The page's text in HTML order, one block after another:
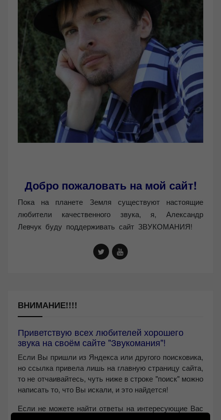
Добро пожаловать на мой сайт!
Пока на планете Земля существуют настоящие
любители качественного звука, я, Александр
Левчук буду поддерживать сайт ЗВУКОМАНИЯ!
ВНИМАНИЕ!!!!
Приветствую всех любителей хорошего
звука на своём сайте "Звукомания"!
Если Вы пришли из Яндекса или другого поисковика,
но ссылка привела лишь на главную страницу сайта,
то не отчаивайтесь, чуть ниже в строке "поиск" можно
написать то, что Вы искали, и это найдется!
Если не можете найти ответы на интересующие Вас